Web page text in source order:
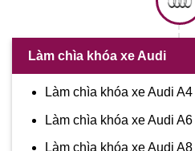
Làm chìa khóa xe Audi
Làm chìa khóa xe Audi A4
Làm chìa khóa xe Audi A6
Làm chìa khóa xe Audi A8